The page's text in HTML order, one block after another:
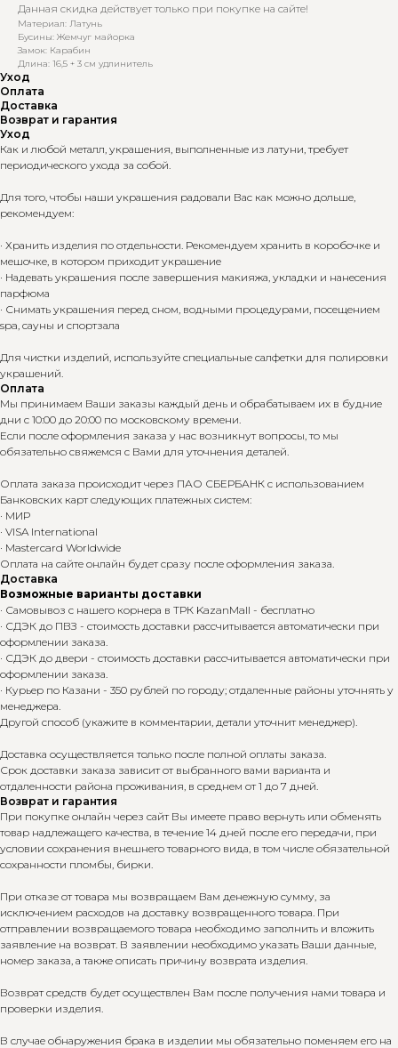
Данная скидка действует только при покупке на сайте!
Материал: Латунь
Бусины: Жемчуг майорка
Замок: Карабин
Длина: 16,5 + 3 см удлинитель
Уход
Оплата
Доставка
Возврат и гарантия
Уход
Как и любой металл, украшения, выполненные из латуни, требует
периодического ухода за собой.
Для того, чтобы наши украшения радовали Вас как можно дольше,
рекомендуем:
· Хранить изделия по отдельности. Рекомендуем хранить в коробочке и
мешочке, в котором приходит украшение
· Надевать украшения после завершения макияжа, укладки и нанесения
парфюма
· Снимать украшения перед сном, водными процедурами, посещением
spa, сауны и спортзала
Для чистки изделий, используйте специальные салфетки для полировки
украшений.
Оплата
Мы принимаем Ваши заказы каждый день и обрабатываем их в будние
дни с 10:00 до 20:00 по московскому времени.
Если после оформления заказа у нас возникнут вопросы, то мы
обязательно свяжемся с Вами для уточнения деталей.
Оплата заказа происходит через ПАО СБЕРБАНК с использованием
Банковских карт следующих платежных систем:
· МИР
· VISA International
· Mastercard Worldwide
Оплата на сайте онлайн будет сразу после оформления заказа.
Доставка
Возможные варианты доставки
· Самовывоз с нашего корнера в ТРК KazanMall - бесплатно
· СДЭК до ПВЗ - стоимость доставки рассчитывается автоматически при
оформлении заказа.
· СДЭК до двери - стоимость доставки рассчитывается автоматически при
оформлении заказа.
· Курьер по Казани - 350 рублей по городу; отдаленные районы уточнять у
менеджера.
Другой способ (укажите в комментарии, детали уточнит менеджер).
Доставка осуществляется только после полной оплаты заказа.
Срок доставки заказа зависит от выбранного вами варианта и
отдаленности района проживания, в среднем от 1 до 7 дней.
Возврат и гарантия
При покупке онлайн через сайт Вы имеете право вернуть или обменять
товар надлежащего качества, в течение 14 дней после его передачи, при
условии сохранения внешнего товарного вида, в том числе обязательной
сохранности пломбы, бирки.
При отказе от товара мы возвращаем Вам денежную сумму, за
исключением расходов на доставку возвращенного товара. При
отправлении возвращаемого товара необходимо заполнить и вложить
заявление на возврат. В заявлении необходимо указать Ваши данные,
номер заказа, а также описать причину возврата изделия.
Возврат средств будет осуществлен Вам после получения нами товара и
проверки изделия.
В случае обнаружения брака в изделии мы обязательно поменяем его на